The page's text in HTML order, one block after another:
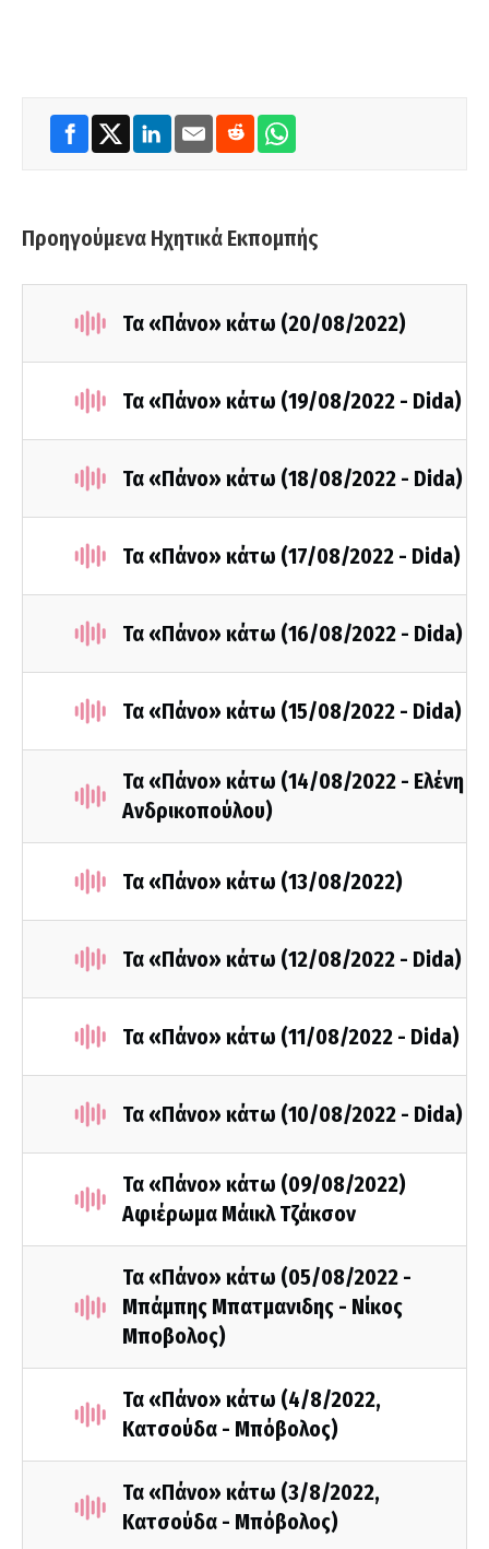
Προηγούμενα Ηχητικά Εκπομπής
Τα «Πάνο» κάτω (20/08/2022)
Τα «Πάνο» κάτω (19/08/2022 - Dida)
Τα «Πάνο» κάτω (18/08/2022 - Dida)
Τα «Πάνο» κάτω (17/08/2022 - Dida)
Τα «Πάνο» κάτω (16/08/2022 - Dida)
Τα «Πάνο» κάτω (15/08/2022 - Dida)
Τα «Πάνο» κάτω (14/08/2022 - Ελένη
Ανδρικοπούλου)
Τα «Πάνο» κάτω (13/08/2022)
Τα «Πάνο» κάτω (12/08/2022 - Dida)
Τα «Πάνο» κάτω (11/08/2022 - Dida)
Τα «Πάνο» κάτω (10/08/2022 - Dida)
Τα «Πάνο» κάτω (09/08/2022)
Αφιέρωμα Μάικλ Τζάκσον
Τα «Πάνο» κάτω (05/08/2022 -
Μπάμπης Μπατμανιδης - Νίκος
Μποβολος)
Τα «Πάνο» κάτω (4/8/2022,
Κατσούδα - Μπόβολος)
Τα «Πάνο» κάτω (3/8/2022,
Κατσούδα - Μπόβολος)